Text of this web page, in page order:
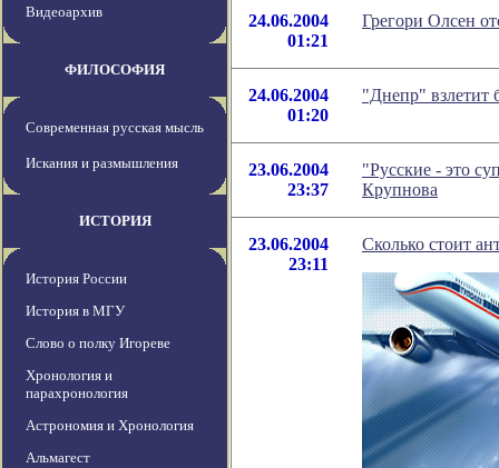
Видеоархив
ФИЛОСОФИЯ
Современная русская мысль
Искания и размышления
ИСТОРИЯ
История России
История в МГУ
Слово о полку Игореве
Хронология и
парахронология
Астрономия и Хронология
Альмагест
24.06.2004
01:21
Грегори Олсен
24.06.2004
01:20
"Днепр" взлетит
23.06.2004
23:37
"Русские - это
Крупнова
23.06.2004
23:11
Сколько стоит